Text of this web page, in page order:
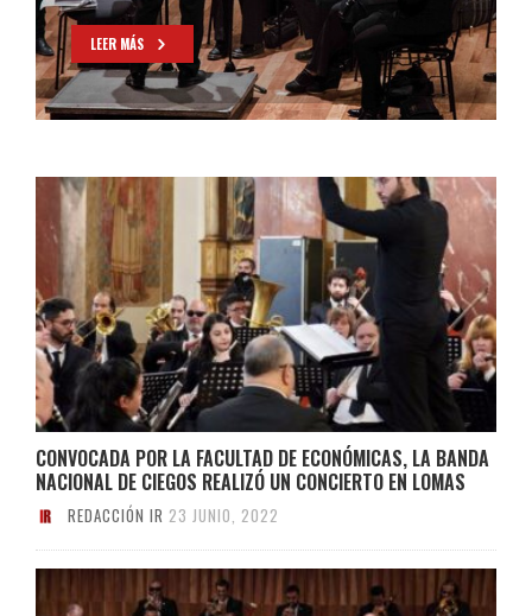
LEER MÁS
CONVOCADA POR LA FACULTAD DE ECONÓMICAS, LA BANDA
NACIONAL DE CIEGOS REALIZÓ UN CONCIERTO EN LOMAS
REDACCIÓN IR 23 JUNIO, 2022